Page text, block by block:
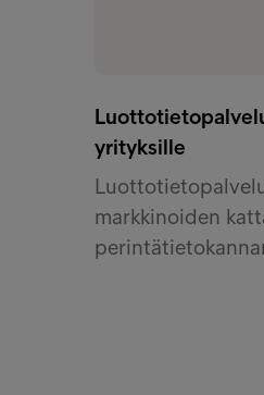
yrityksille
markkinoiden